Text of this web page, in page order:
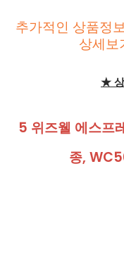
추가적인 상품정
상세보
★
5 위즈웰 에스프
종,